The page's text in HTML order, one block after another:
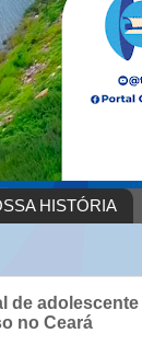
HISTÓRIA
de
no Ceará